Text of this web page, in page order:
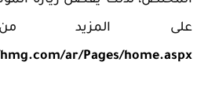
على المزيد من
ar/Pages/home.aspx